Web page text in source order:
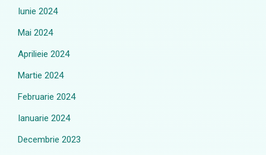
Iunie 2024
Mai 2024
Aprilieie 2024
Martie 2024
Februarie 2024
Ianuarie 2024
Decembrie 2023